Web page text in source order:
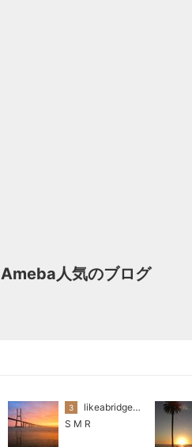
Ameba人気のブログ
3
likeabridgeover
S M R